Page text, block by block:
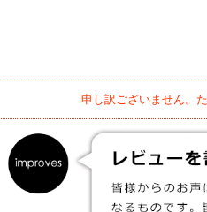
申し訳ございません。